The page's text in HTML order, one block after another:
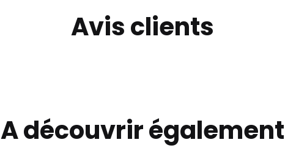
Avis clients
A découvrir également